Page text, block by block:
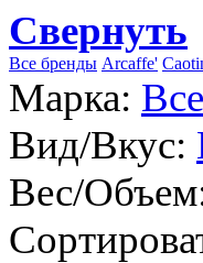
Свернуть
Все бренды Arcaffe'
Марка: Все
Вид/Вкус:
Вес/